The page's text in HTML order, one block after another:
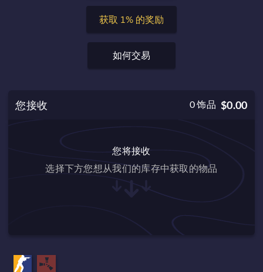
交易必备
获取 1% 的奖励
如何交易
您接收 0饰品 $0.00
您将接收
选择下方您想从我们的库存中获取的物品